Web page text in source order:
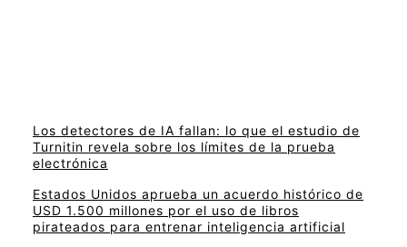
Los detectores de IA fallan: lo que el estudio de
Turnitin revela sobre los límites de la prueba
electrónica
Estados Unidos aprueba un acuerdo histórico de
USD 1.500 millones por el uso de libros
pirateados para entrenar inteligencia artificial